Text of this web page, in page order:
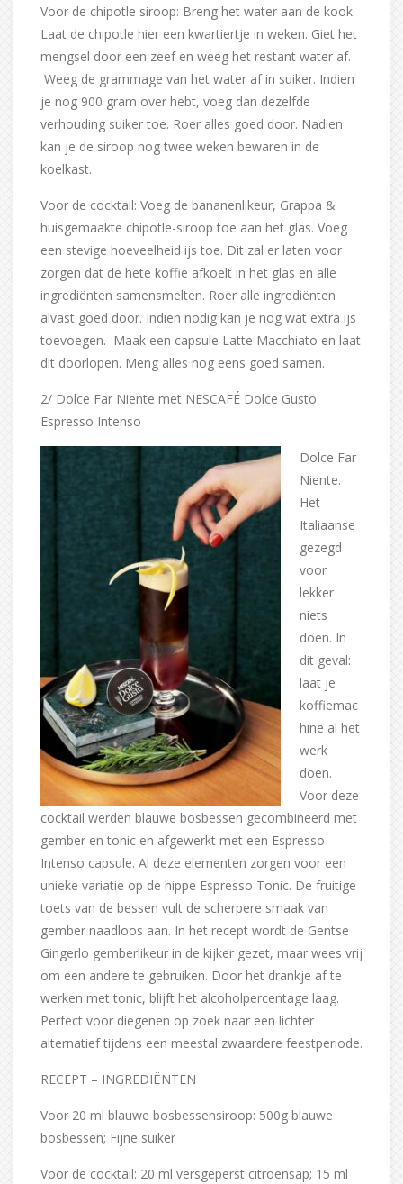
Voor de chipotle siroop: Breng het water aan de kook.
Laat de chipotle hier een kwartiertje in weken. Giet het
mengsel door een zeef en weeg het restant water af.
Weeg de grammage van het water af in suiker. Indien
je nog 900 gram over hebt, voeg dan dezelfde
verhouding suiker toe. Roer alles goed door. Nadien
kan je de siroop nog twee weken bewaren in de
koelkast.
Voor de cocktail: Voeg de bananenlikeur, Grappa &
huisgemaakte chipotle-siroop toe aan het glas. Voeg
een stevige hoeveelheid ijs toe. Dit zal er laten voor
zorgen dat de hete koffie afkoelt in het glas en alle
ingrediënten samensmelten. Roer alle ingrediënten
alvast goed door. Indien nodig kan je nog wat extra ijs
toevoegen. Maak een capsule Latte Macchiato en laat
dit doorlopen. Meng alles nog eens goed samen.
2/ Dolce Far Niente met NESCAFÉ Dolce Gusto
Espresso Intenso
Dolce Far
Niente.
Het
Italiaanse
gezegd
voor
lekker
niets
doen. In
dit geval:
laat je
koffiemac
hine al het
werk
doen.
Voor deze
cocktail werden blauwe bosbessen gecombineerd met
gember en tonic en afgewerkt met een Espresso
Intenso capsule. Al deze elementen zorgen voor een
unieke variatie op de hippe Espresso Tonic. De fruitige
toets van de bessen vult de scherpere smaak van
gember naadloos aan. In het recept wordt de Gentse
Gingerlo gemberlikeur in de kijker gezet, maar wees vrij
om een andere te gebruiken. Door het drankje af te
werken met tonic, blijft het alcoholpercentage laag.
Perfect voor diegenen op zoek naar een lichter
alternatief tijdens een meestal zwaardere feestperiode.
RECEPT – INGREDIËNTEN
Voor 20 ml blauwe bosbessensiroop: 500g blauwe
bosbessen; Fijne suiker
Voor de cocktail: 20 ml versgeperst citroensap; 15 ml